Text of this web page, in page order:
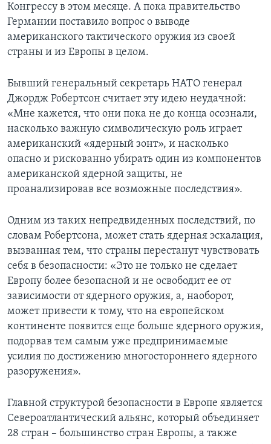
Конгрессу в этом месяце. А пока правительство
Германии поставило вопрос о выводе
американского тактического оружия из своей
страны и из Европы в целом.
Бывший генеральный секретарь НАТО генерал
Джордж Робертсон считает эту идею неудачной:
«Мне кажется, что они пока не до конца осознали,
насколько важную символическую роль играет
американский «ядерный зонт», и насколько
опасно и рискованно убирать один из компонентов
американской ядерной защиты, не
проанализировав все возможные последствия».
Одним из таких непредвиденных последствий, по
словам Робертсона, может стать ядерная эскалация,
вызванная тем, что страны перестанут чувствовать
себя в безопасности: «Это не только не сделает
Европу более безопасной и не освободит ее от
зависимости от ядерного оружия, а, наоборот,
может привести к тому, что на европейском
континенте появится еще больше ядерного оружия,
подорвав тем самым уже предпринимаемые
усилия по достижению многостороннего ядерного
разоружения».
Главной структурой безопасности в Европе является
Североатлантический альянс, который объединяет
28 стран – большинство стран Европы, а также